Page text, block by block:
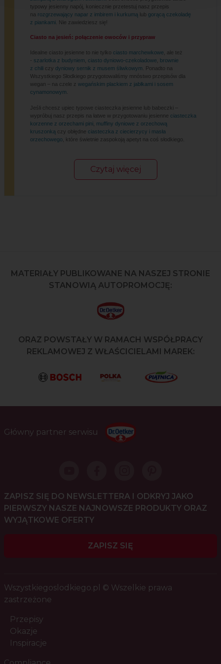
typowy jesienny napój, koniecznie przetestuj nasz przepis
na rozgrzewający napar z imbirem i kurkumą lub gorącą czekoladę
z piankami . Nie zawiedziesz się!
Ciasto na jesień: połączenie owoców i przypraw
Idealne ciasto jesienne to nie tylko ciasto marchewkowe , ale też
- szarlotka z budyniem ciasto dyniowo-czekoladowe
brownie
z chili czy dyniowy sernik z musem śliwkowym . Ponadto na
Wszystkiego Słodkiego przygotowaliśmy mnóstwo przepisów dla
wegan – na czele z wegańskim plackiem z jabłkami i sosem
cynamonowym
Jeśli chcesz upiec typowe ciasteczka jesienne lub babeczki –
wypróbuj nasz przepis na łatwe w przygotowaniu jesienne ciasteczka
korzenne z orzechami pini muffiny dyniowe z orzechową
kruszonką czy obłędne ciasteczka z ciecierzycy i masła
orzechowego , które świetnie zaspokoją apetyt na coś słodkiego.
Czytaj więcej
MATERIAŁY PUBLIKOWANE NA NASZEJ STRONIE
STANOWIĄ AUTOPROMOCJĘ:
ORAZ POWSTAŁY W RAMACH WSPÓŁPRACY
REKLAMOWEJ Z WŁAŚCICIELAMI MAREK:
Główny partner serwisu
ZAPISZ SIĘ DO NEWSLETTERA I ODKRYJ JAKO
PIERWSZY NASZE NAJNOWSZE PRODUKTY ORAZ
WYJĄTKOWE OFERTY
ZAPISZ SIĘ
Wszystkiegoslodkiego.pl © Wszelkie prawa
zastrzeżone
Przepisy
Okazje
Inspiracje